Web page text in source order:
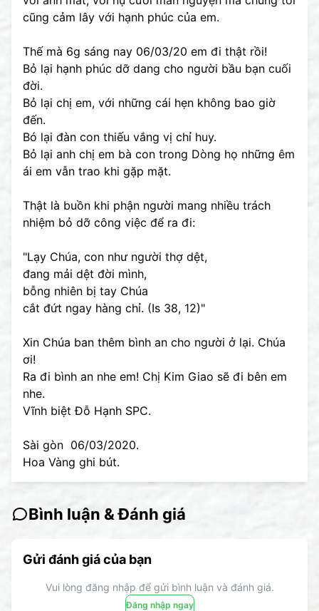
cũng cảm lây với hạnh phúc của em.
Thế mà 6g sáng nay 06/03/20 em đi thật rồi!
Bỏ lại hạnh phúc dỡ dang cho người bầu bạn cuối
đời.
Bỏ lại chị em, với những cái hẹn không bao giờ
đến.
Bó lại đàn con thiếu vắng vị chỉ huy.
Bỏ lại anh chị em bà con trong Dòng họ những êm
ái em vẫn trao khi gặp mặt.
Thật là buồn khi phận người mang nhiều trách
nhiệm bỏ dỡ công việc để ra đi:
"Lạy Chúa, con như người thợ dệt,
đang mải dệt đời mình,
bỗng nhiên bị tay Chúa
cắt đứt ngay hàng chỉ. (Is 38, 12)"
Xin Chúa ban thêm bình an cho người ở lại. Chúa
ơi!
Ra đi bình an nhe em! Chị Kim Giao sẽ đi bên em
nhe.
Vĩnh biệt Đỗ Hạnh SPC.
Sài gòn 06/03/2020.
Hoa Vàng ghi bút.
Bình luận & Đánh giá
Gửi đánh giá của bạn
Vui lòng đăng nhập để gửi bình luận và đánh giá.
Đăng nhập ngay